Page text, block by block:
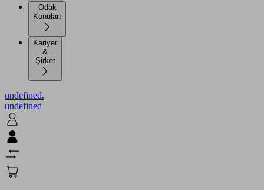
Odak
Konuları
Kariyer
&
Şirket
undefined.
undefined